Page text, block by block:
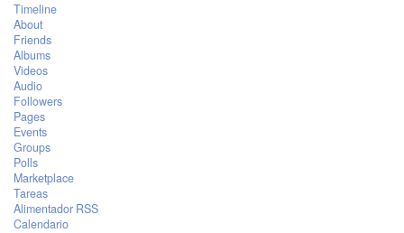
Timeline
About
Friends
Albums
Videos
Audio
Followers
Pages
Events
Groups
Polls
Marketplace
Tareas
Alimentador RSS
Calendario